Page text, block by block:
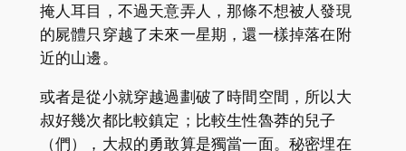
掩人耳目，不過天意弄人，那條不想被人發現
的屍體只穿越了未來一星期，還一樣掉落在附
近的山邊。
或者是從小就穿越過劃破了時間空間，所以大
叔好幾次都比較鎮定；比較生性魯莽的兒子
（們），大叔的勇敢算是獨當一面。秘密埋在